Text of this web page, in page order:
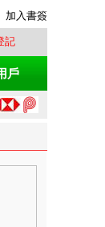
加入書簽
記
戶